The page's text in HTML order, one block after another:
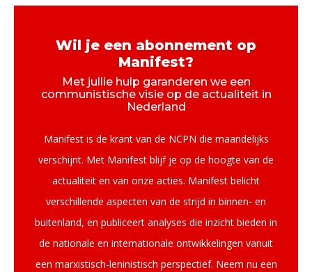
Wil je een abonnement op
Manifest?
Met jullie hulp garanderen we een
communistische visie op de actualiteit in
Nederland
Manifest is de krant van de NCPN die maandelijks
verschijnt. Met Manifest blijf je op de hoogte van de
actualiteit en van onze acties. Manifest belicht
verschillende aspecten van de strijd in binnen- en
buitenland, en publiceert analyses die inzicht bieden in
de nationale en internationale ontwikkelingen vanuit
een marxistisch-leninistisch perspectief. Neem nu een